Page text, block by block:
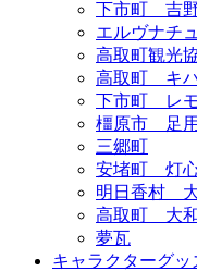
下市町 吉
エルヴナチ
高取町観光
高取町 キ
下市町 レ
橿原市 足用
三郷町
安堵町 灯
明日香村
高取町 大和
夢瓦
キャラクターグッ